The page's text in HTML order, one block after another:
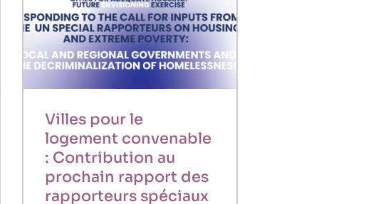
Villes pour le
logement convenable
: Contribution au
prochain rapport des
rapporteurs spéciaux